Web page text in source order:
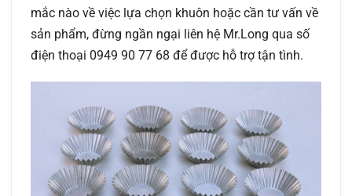
mắc nào về việc lựa chọn khuôn hoặc cần tư vấn về
sản phẩm, đừng ngần ngại liên hệ Mr.Long qua số
điện thoại 0949 90 77 68 để được hỗ trợ tận tình.